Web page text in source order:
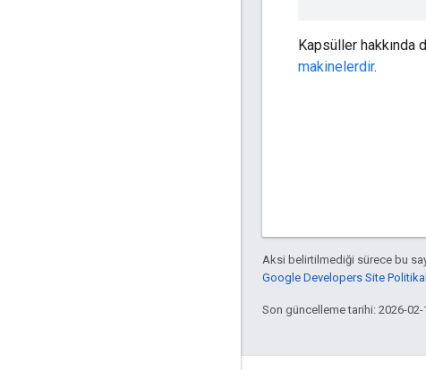
Kapsüller hakkında
makinelerdir.
Aksi belirtilmediği sürece bu
Google Developers Site
Son güncelleme tarihi: 2026-02-